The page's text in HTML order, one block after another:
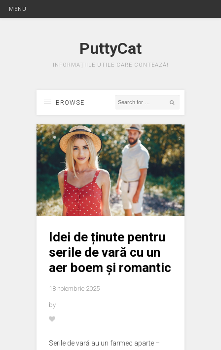
MENU
PuttyCat
INFORMAȚIILE UTILE CARE CONTEAZĂ!
BROWSE
Idei de ținute pentru
serile de vară cu un
aer boem și romantic
18 noiembrie 2025
by
Serile de vară au un farmec aparte –